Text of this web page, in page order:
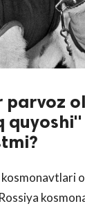
parvoz